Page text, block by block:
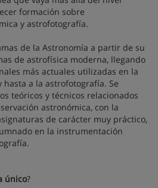
formación sobre
y astrofotografía.
de la Astronomía a partir de su
de astrofísica moderna, llegando
más actuales utilizadas en la
hasta a la astrofotografía. Se
teóricos y técnicos relacionados
astronómica, con la
de carácter muy práctico,
en la instrumentación
único?